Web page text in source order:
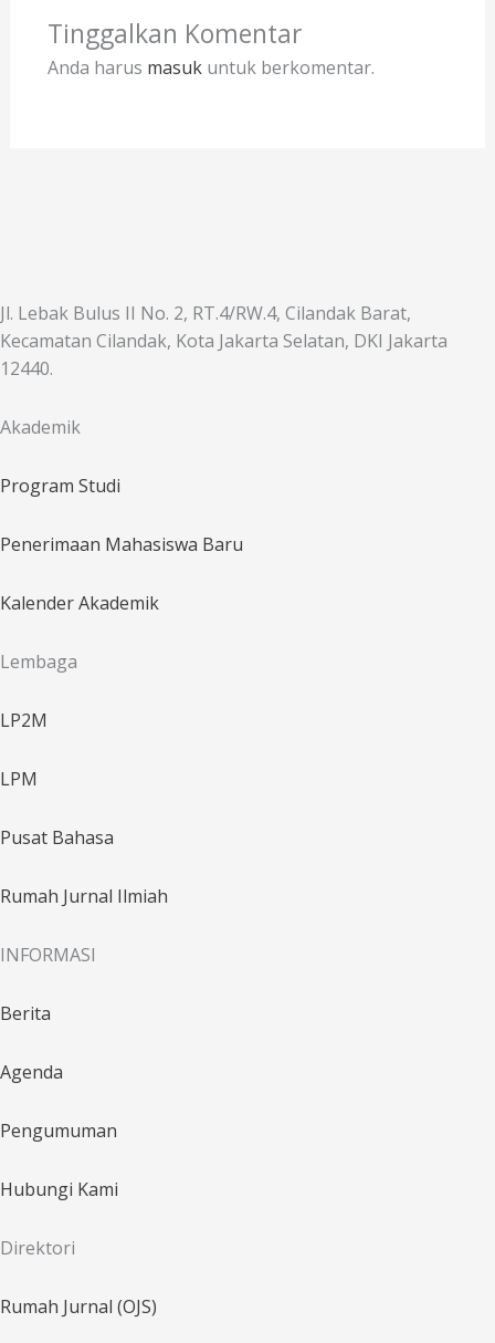
Tinggalkan Komentar
Anda harus masukuntuk berkomentar.
Jl. Lebak Bulus II No. 2, RT.4/RW.4, Cilandak Barat,
Kecamatan Cilandak, Kota Jakarta Selatan, DKI Jakarta
12440.
Akademik
Program Studi
Penerimaan Mahasiswa Baru
Kalender Akademik
Lembaga
LP2M
LPM
Pusat Bahasa
Rumah Jurnal Ilmiah
INFORMASI
Berita
Agenda
Pengumuman
Hubungi Kami
Direktori
Rumah Jurnal (OJS)